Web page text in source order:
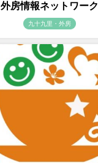
外房情報ネットワーク
九十九里・外房